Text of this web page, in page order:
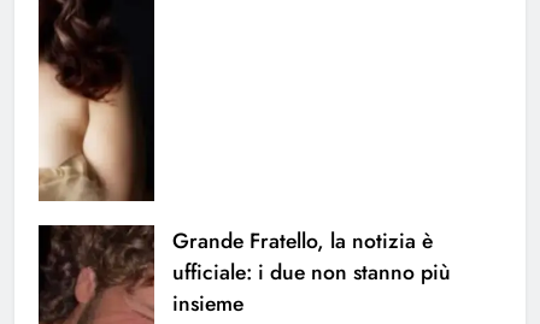
Grande Fratello, la notizia è
ufficiale: i due non stanno più
insieme